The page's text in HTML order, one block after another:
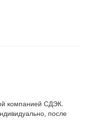
компанией СДЭК.
после